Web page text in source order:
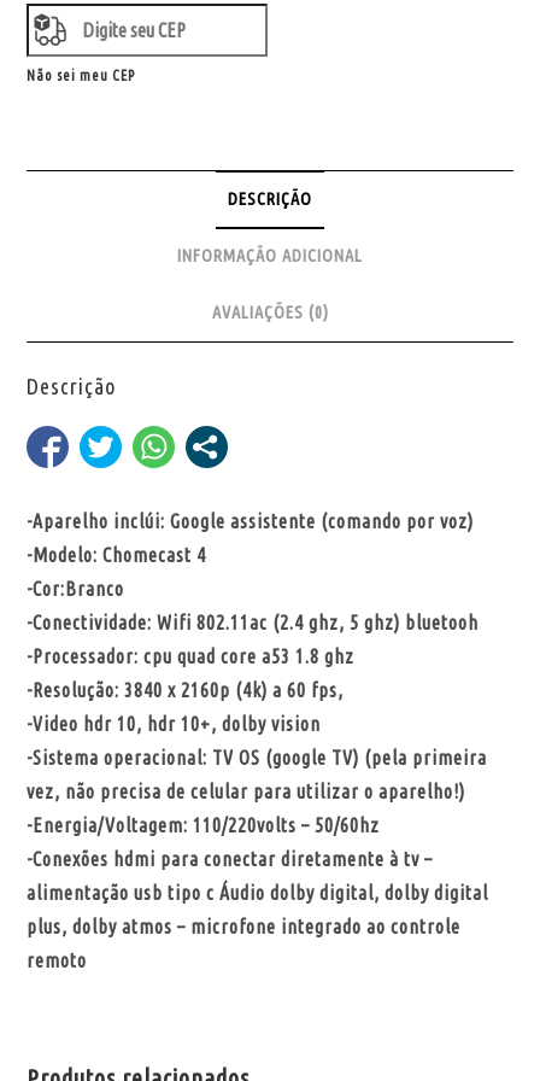
Não sei meu CEP
DESCRIÇÃO
INFORMAÇÃO ADICIONAL
AVALIAÇÕES (0)
Descrição
-Aparelho inclúi: Google assistente (comando por voz)
-Modelo: Chomecast 4
-Cor:Branco
-Conectividade: Wifi 802.11ac (2.4 ghz, 5 ghz) bluetooh
-Processador: cpu quad core a53 1.8 ghz
-Resolução: 3840 x 2160p (4k) a 60 fps,
-Video hdr 10, hdr 10+, dolby vision
-Sistema operacional: TV OS (google TV) (pela primeira
vez, não precisa de celular para utilizar o aparelho!)
-Energia/Voltagem: 110/220volts – 50/60hz
-Conexões hdmi para conectar diretamente à tv –
alimentação usb tipo c Áudio dolby digital, dolby digital
plus, dolby atmos – microfone integrado ao controle
remoto